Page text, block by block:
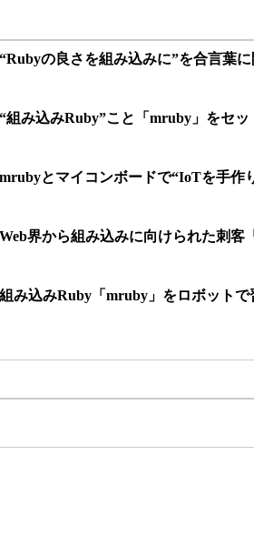
“Rubyの良さを組み込みに”を合言葉
“組み込みRuby”こと「mruby」をセッ
mrubyとマイコンボードで“IoTを手作
Web界から組み込みに向けられた刺客
組み込みRuby「mruby」をロボットで